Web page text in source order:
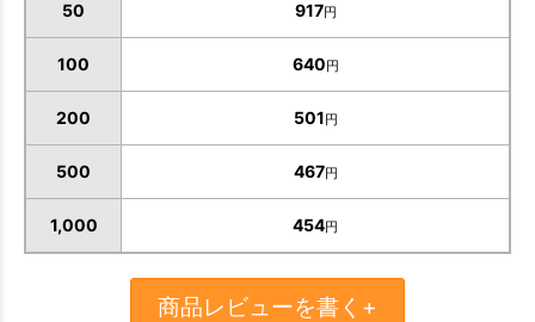
50 917円
100 640円
200 501円
500 467円
1,000 454円
商品レビューを書く+